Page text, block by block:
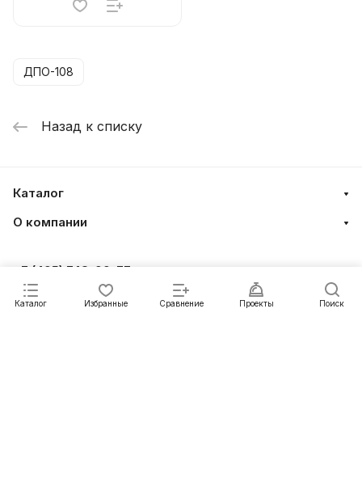
ДПО-108
Назад к списку
Каталог Избранные Сравнение Проекты Поиск
Каталог
О компании
+7 (495) 748-99-77
г. Москва, 117630, ул. Обручева, д. 23 корп.3